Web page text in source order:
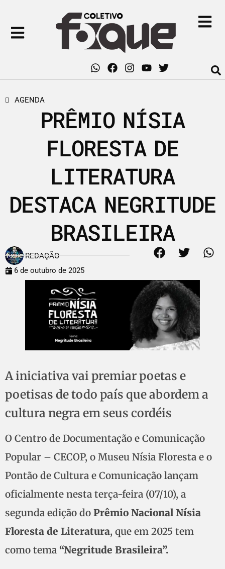
AGENDA
PRÊMIO NÍSIA
FLORESTA DE
LITERATURA
DESTACA NEGRITUDE
BRASILEIRA
REDAÇÃO
6 de outubro de 2025
A iniciativa vai premiar poetas e
poetisas de todo país que abordem a
cultura negra em seus cordéis
O Centro de Documentação e Comunicação
Popular – CECOP, o Museu Nísia Floresta e o
Pontão de Cultura e Comunicação lançam
oficialmente nesta terça-feira (07/10), a
segunda edição do Prêmio Nacional Nísia
Floresta de Literatura, que em 2025 tem
como tema “Negritude Brasileira”.